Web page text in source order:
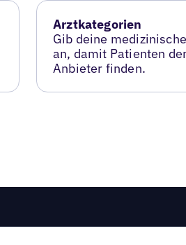
Arztkategorien
Gib deine
an, damit Patienten
Anbieter finden.